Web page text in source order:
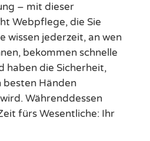
– mit dieser
Webpflege, die Sie
wissen jederzeit, an wen
bekommen schnelle
haben die Sicherheit,
besten Händen
Währenddessen
fürs Wesentliche: Ihr